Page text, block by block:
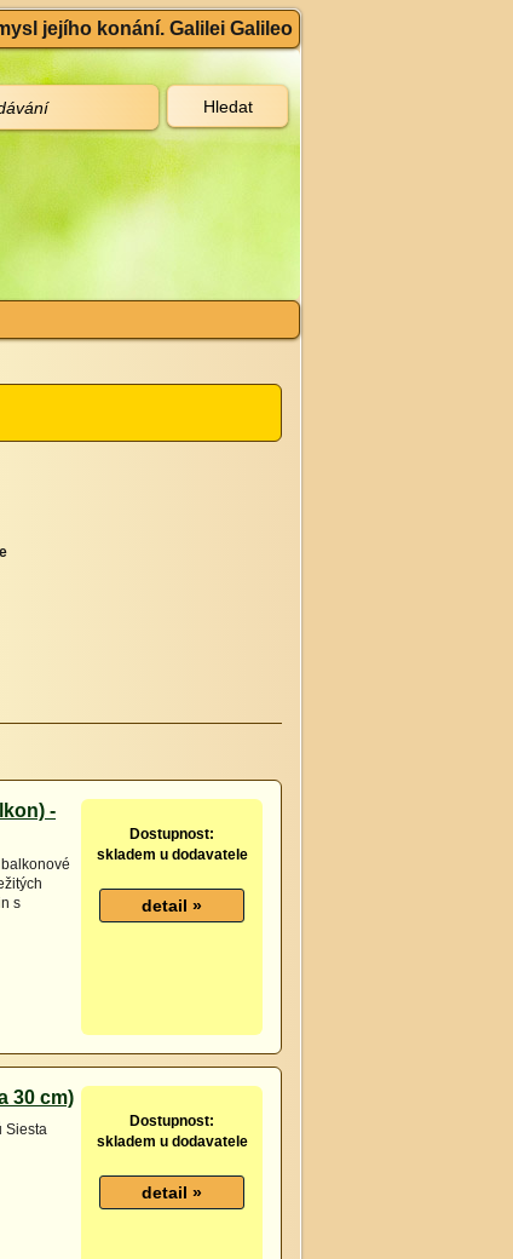
jejího konání. Galilei Galileo
-
s
Dostupnost:
skladem u dodavatele
30 cm)
Siesta
Dostupnost:
skladem u dodavatele